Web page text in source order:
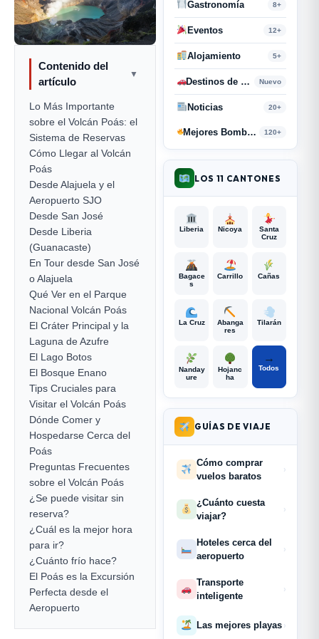
Contenido del
artículo
▼
Lo Más Importante
sobre el Volcán Poás: el
Sistema de Reservas
Cómo Llegar al Volcán
Poás
Desde Alajuela y el
Aeropuerto SJO
Desde San José
Desde Liberia
(Guanacaste)
En Tour desde San José
o Alajuela
Qué Ver en el Parque
Nacional Volcán Poás
El Cráter Principal y la
Laguna de Azufre
El Lago Botos
El Bosque Enano
Tips Cruciales para
Visitar el Volcán Poás
Dónde Comer y
Hospedarse Cerca del
Poás
Preguntas Frecuentes
sobre el Volcán Poás
¿Se puede visitar sin
reserva?
¿Cuál es la mejor hora
para ir?
¿Cuánto frío hace?
El Poás es la Excursión
Perfecta desde el
Aeropuerto
Gastronomía 8+
Eventos 12+
Alojamiento 5+
Destinos de Paso Nuevo
Noticias 20+
Mejores Bombas y Retahílas 120+
LOS 11 CANTONES
Liberia Nicoya
Santa
Cruz
Bagace
s
Carrillo Cañas
La Cruz
Abanga
res
Tilarán
Nanday
ure
Hojanc
ha
→
Todos
GUÍAS DE VIAJE
Cómo comprar
vuelos baratos
›
¿Cuánto cuesta
viajar?
›
Hoteles cerca del
aeropuerto
›
Transporte
inteligente
›
Las mejores playas ›